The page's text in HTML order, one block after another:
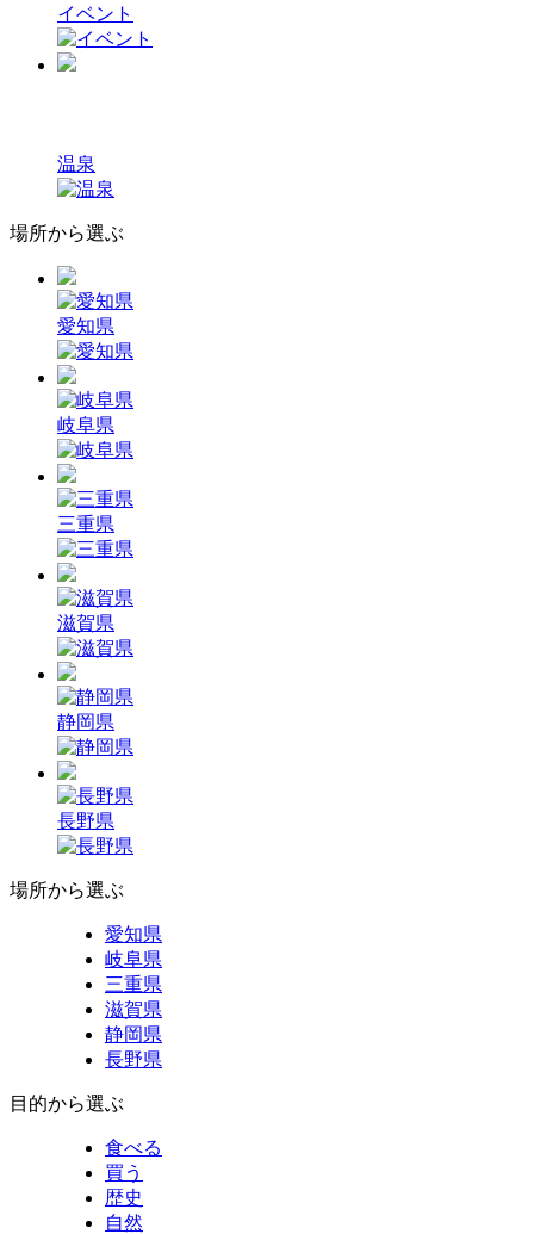
イベント
温泉
場所から選ぶ
愛知県
岐阜県
三重県
滋賀県
静岡県
長野県
場所から選ぶ
愛知県
岐阜県
三重県
滋賀県
静岡県
長野県
目的から選ぶ
食べる
買う
歴史
自然